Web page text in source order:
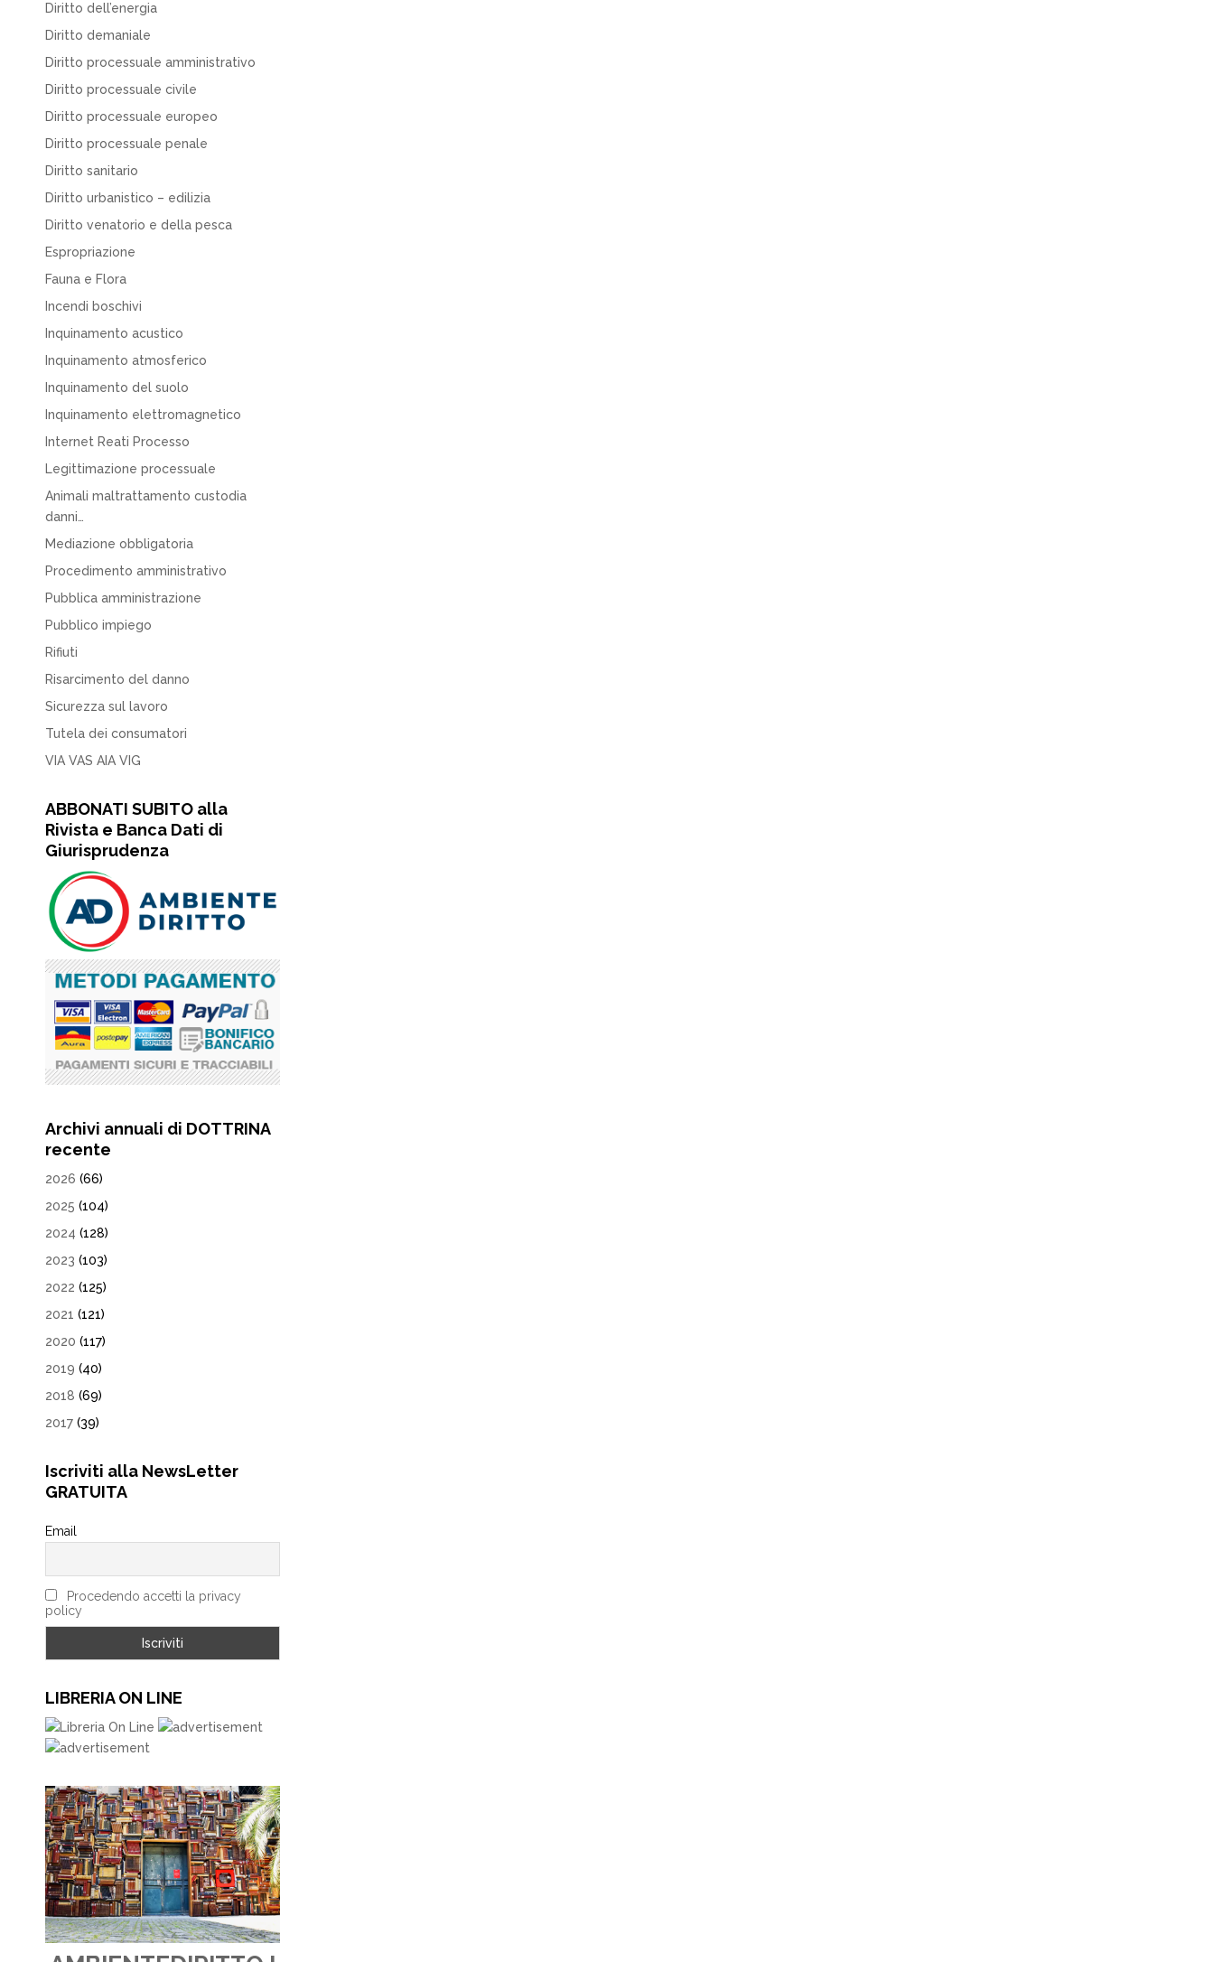
Diritto dell’energia
Diritto demaniale
Diritto processuale amministrativo
Diritto processuale civile
Diritto processuale europeo
Diritto processuale penale
Diritto sanitario
Diritto urbanistico – edilizia
Diritto venatorio e della pesca
Espropriazione
Fauna e Flora
Incendi boschivi
Inquinamento acustico
Inquinamento atmosferico
Inquinamento del suolo
Inquinamento elettromagnetico
Internet Reati Processo
Legittimazione processuale
Animali maltrattamento custodia
danni…
Mediazione obbligatoria
Procedimento amministrativo
Pubblica amministrazione
Pubblico impiego
Rifiuti
Risarcimento del danno
Sicurezza sul lavoro
Tutela dei consumatori
VIA VAS AIA VIG
ABBONATI SUBITO alla
Rivista e Banca Dati di
Giurisprudenza
Archivi annuali di DOTTRINA
recente
2026 (66)
2025 (104)
2024 (128)
2023 (103)
2022 (125)
2021 (121)
2020 (117)
2019 (40)
2018 (69)
2017 (39)
Iscriviti alla NewsLetter
GRATUITA
Email
Procedendo accetti la privacy
policy
LIBRERIA ON LINE